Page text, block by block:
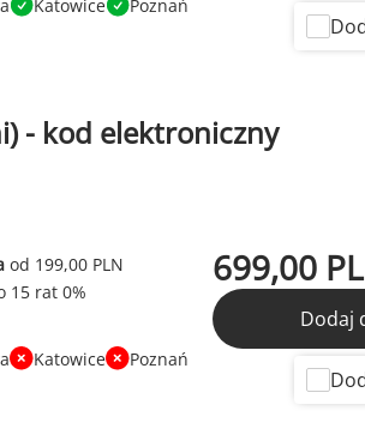
Katowice Poznań
- kod elektroniczny
od 199,00 PLN
Katowice Poznań
699,00
Dodaj